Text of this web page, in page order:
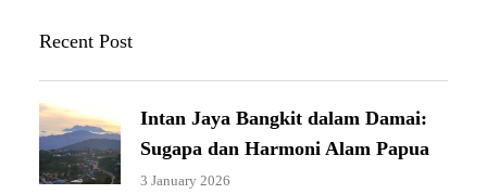
Recent Post
Intan Jaya Bangkit dalam Damai:
Sugapa dan Harmoni Alam Papua
3 January 2026